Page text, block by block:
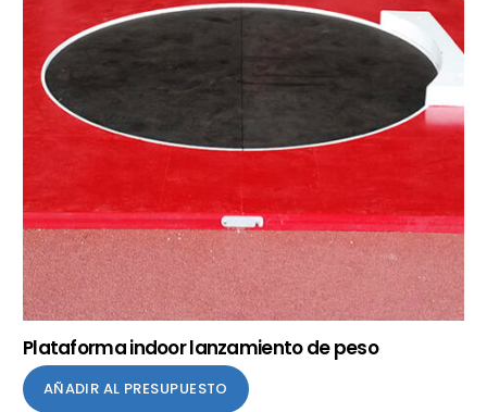
Plataforma indoor lanzamiento de peso
AÑADIR AL PRESUPUESTO